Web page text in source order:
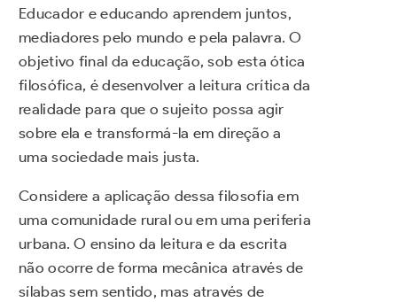
Educador e educando aprendem juntos,
mediadores pelo mundo e pela palavra. O
objetivo final da educação, sob esta ótica
filosófica, é desenvolver a leitura crítica da
realidade para que o sujeito possa agir
sobre ela e transformá-la em direção a
uma sociedade mais justa.
Considere a aplicação dessa filosofia em
uma comunidade rural ou em uma periferia
urbana. O ensino da leitura e da escrita
não ocorre de forma mecânica através de
sílabas sem sentido, mas através de